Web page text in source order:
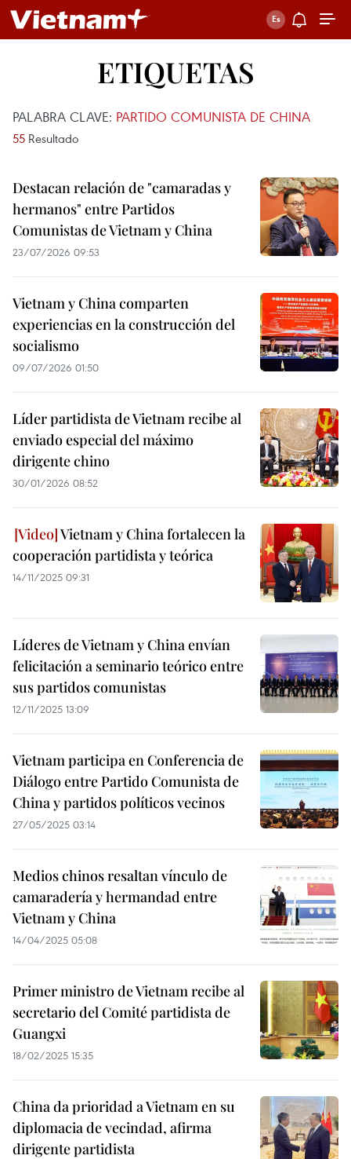
ETIQUETAS
PALABRA CLAVE: PARTIDO COMUNISTA DE CHINA
55 Resultado
Destacan relación de "camaradas y
hermanos" entre Partidos
Comunistas de Vietnam y China
23/07/2026 09:53
Vietnam y China comparten
experiencias en la construcción del
socialismo
09/07/2026 01:50
Líder partidista de Vietnam recibe al
enviado especial del máximo
dirigente chino
30/01/2026 08:52
Vietnam y China fortalecen la
cooperación partidista y teórica
14/11/2025 09:31
Líderes de Vietnam y China envían
felicitación a seminario teórico entre
sus partidos comunistas
12/11/2025 13:09
Vietnam participa en Conferencia de
Diálogo entre Partido Comunista de
China y partidos políticos vecinos
27/05/2025 03:14
Medios chinos resaltan vínculo de
camaradería y hermandad entre
Vietnam y China
14/04/2025 05:08
Primer ministro de Vietnam recibe al
secretario del Comité partidista de
Guangxi
18/02/2025 15:35
China da prioridad a Vietnam en su
diplomacia de vecindad, afirma
dirigente partidista